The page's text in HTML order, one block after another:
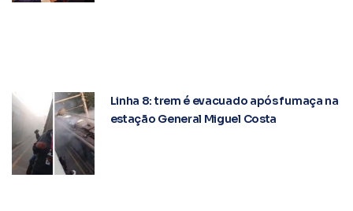
Linha 8: trem é evacuado após fumaça na
estação General Miguel Costa